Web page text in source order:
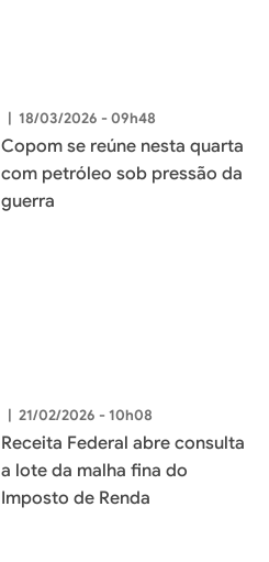
| 18/03/2026 - 09h48
Copom se reúne nesta quarta
com petróleo sob pressão da
guerra
| 21/02/2026 - 10h08
Receita Federal abre consulta
a lote da malha fina do
Imposto de Renda